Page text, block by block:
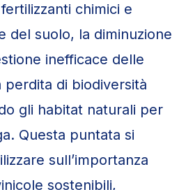
fertilizzanti chimici e
del suolo, la diminuzione
inefficace delle
perdita di biodiversità
gli habitat naturali per
Questa puntata si
sull’importanza
sostenibili,